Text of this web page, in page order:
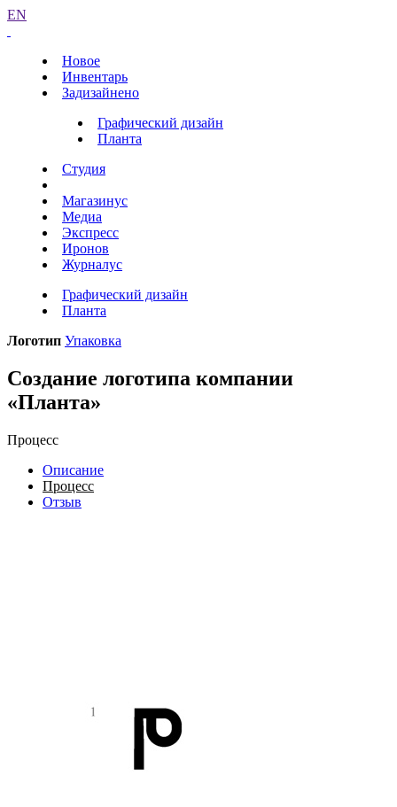
EN
Новое
Инвентарь
Задизайнено
Графический дизайн
Планта
Студия
Магазинус
Медиа
Экспресс
Иронов
Журналус
Графический дизайн
Планта
Логотип Упаковка
Создание логотипа компании
«Планта»
Процесс
Описание
Процесс
Отзыв